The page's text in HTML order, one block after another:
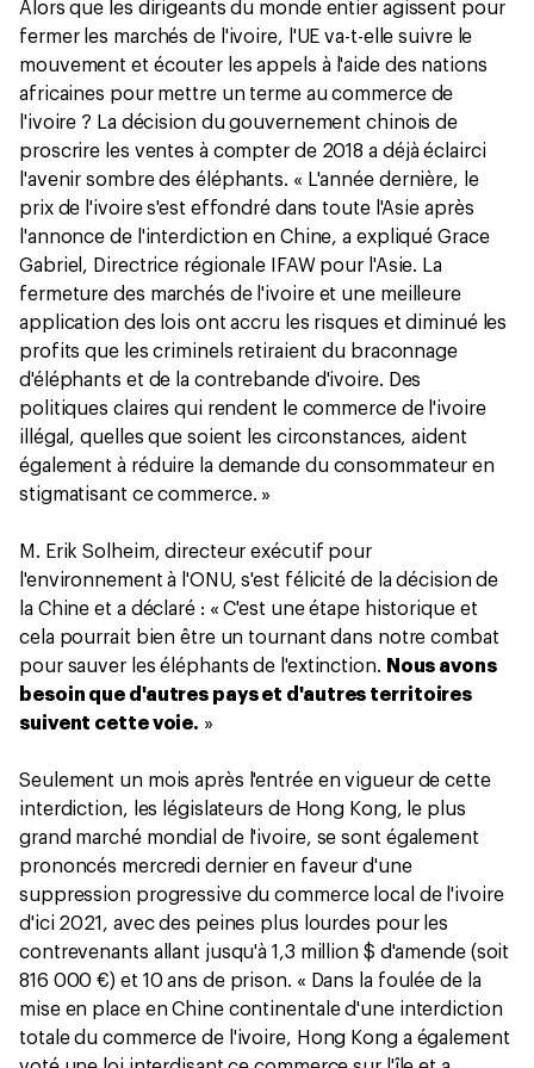
Alors que les dirigeants du monde entier agissent pour
fermer les marchés de l'ivoire, l'UE va-t-elle suivre le
mouvement et écouter les appels à l'aide des nations
africaines pour mettre un terme au commerce de
l'ivoire ? La décision du gouvernement chinois de
proscrire les ventes à compter de 2018 a déjà éclairci
l'avenir sombre des éléphants. « L'année dernière, le
prix de l'ivoire s'est effondré dans toute l'Asie après
l'annonce de l'interdiction en Chine, a expliqué Grace
Gabriel, Directrice régionale IFAW pour l'Asie. La
fermeture des marchés de l'ivoire et une meilleure
application des lois ont accru les risques et diminué les
profits que les criminels retiraient du braconnage
d'éléphants et de la contrebande d'ivoire. Des
politiques claires qui rendent le commerce de l'ivoire
illégal, quelles que soient les circonstances, aident
également à réduire la demande du consommateur en
stigmatisant ce commerce. »
M. Erik Solheim, directeur exécutif pour
l'environnement à l'ONU, s'est félicité de la décision de
la Chine et a déclaré : « C'est une étape historique et
cela pourrait bien être un tournant dans notre combat
pour sauver les éléphants de l'extinction. Nous avons
besoin que d'autres pays et d'autres territoires
suivent cette voie. »
Seulement un mois après l'entrée en vigueur de cette
interdiction, les législateurs de Hong Kong, le plus
grand marché mondial de l'ivoire, se sont également
prononcés mercredi dernier en faveur d'une
suppression progressive du commerce local de l'ivoire
d'ici 2021, avec des peines plus lourdes pour les
contrevenants allant jusqu'à 1,3 million $ d'amende (soit
816 000 €) et 10 ans de prison. « Dans la foulée de la
mise en place en Chine continentale d'une interdiction
totale du commerce de l'ivoire, Hong Kong a également